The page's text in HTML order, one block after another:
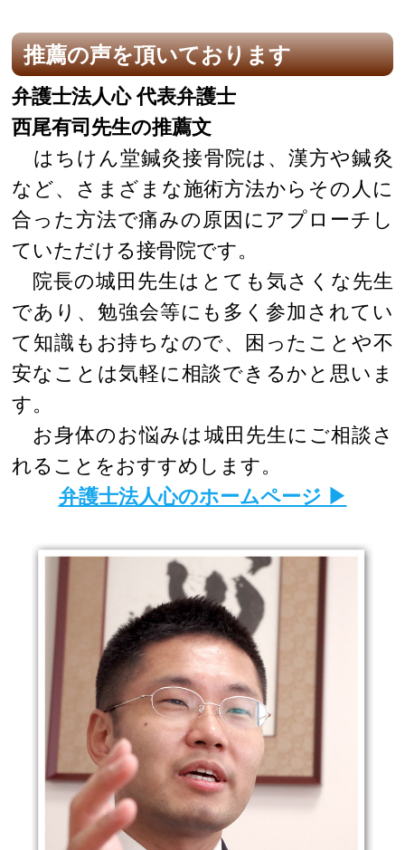
推薦の声を頂いております
弁護士法人心 代表弁護士
西尾有司先生の推薦文
はちけん堂鍼灸接骨院は、漢方や鍼灸
など、さまざまな施術方法からその人に
合った方法で痛みの原因にアプローチし
ていただける接骨院です。
院長の城田先生はとても気さくな先生
であり、勉強会等にも多く参加されてい
て知識もお持ちなので、困ったことや不
安なことは気軽に相談できるかと思いま
す。
お身体のお悩みは城田先生にご相談さ
れることをおすすめします。
弁護士法人心のホームページ ▶